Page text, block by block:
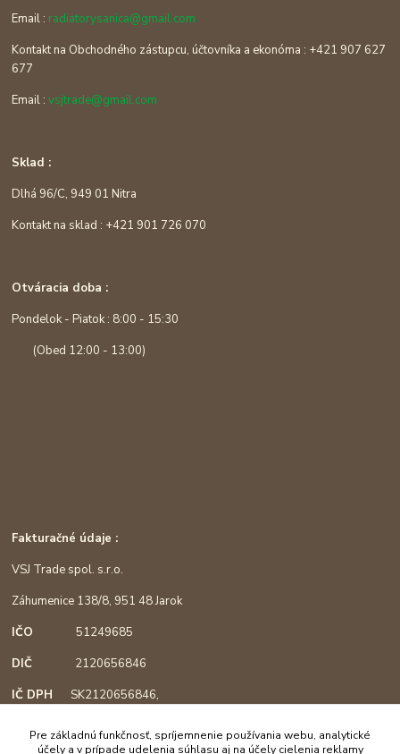
Email : radiatorysanica@gmail.com
Kontakt na Obchodného zástupcu, účtovníka a ekonóma : +421 907 627
677
Email :vsjtrade@gmail.com
Sklad :
Dlhá 96/C, 949 01 Nitra
Kontakt na sklad : +421 901 726 070
Otváracia doba :
Pondelok - Piatok : 8:00 - 15:30
(Obed 12:00 - 13:00)
Fakturačné údaje :
VSJ Trade spol. s.r.o.
Záhumenice 138/8, 951 48 Jarok
IČO51249685
DIČ 2120656846
IČ DPHSK2120656846,
podľa §4, registrácia od 1.3.2018
Pre základnú funkčnosť, spríjemnenie používania webu, analytické
účely a v prípade udelenia súhlasu aj na účely cielenia reklamy